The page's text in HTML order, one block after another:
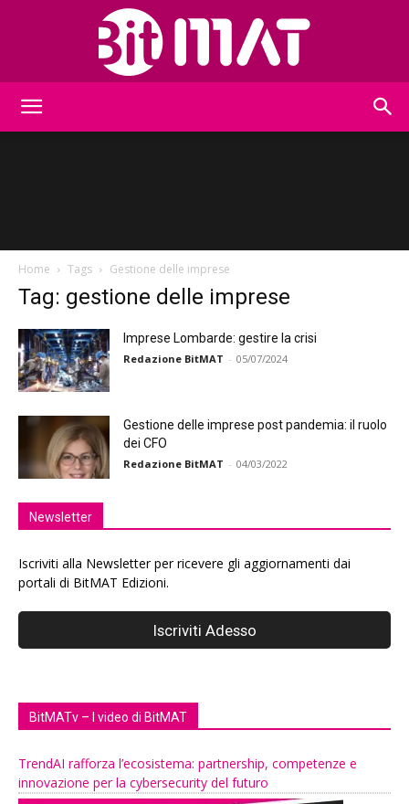
Home Tags Gestione delle imprese
Tag: gestione delle imprese
Imprese Lombarde: gestire la crisi
Redazione BitMAT - 05/07/2024
Gestione delle imprese post pandemia: il ruolo
dei CFO
Redazione BitMAT - 04/03/2022
Newsletter
Iscriviti alla Newsletter per ricevere gli aggiornamenti dai
portali di BitMAT Edizioni.
BitMATv – I video di BitMAT
TrendAI rafforza l’ecosistema: partnership, competenze e
innovazione per la cybersecurity del futuro